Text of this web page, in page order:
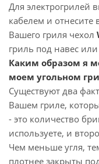
Для электрогрилей
кабелем и отнесите
Вашего гриля чехол
гриль под навес
Каким образом я
моем угольном
Существуют два
Вашем гриле,
- это количество
используете, и
Чем меньше угля,
плотнее закрыты